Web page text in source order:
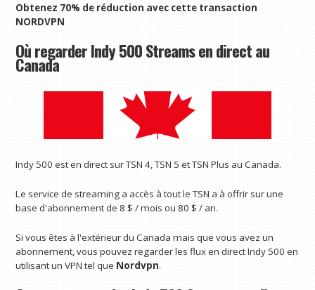
Obtenez 70% de réduction avec cette transaction
NORDVPN
Où regarder Indy 500 Streams en direct au
Canada
Indy 500 est en direct sur TSN 4, TSN 5 et TSN Plus au Canada.
Le service de streaming a accès à tout le TSN a à offrir sur une
base d'abonnement de 8 $ / mois ou 80 $ / an.
Si vous êtes à l'extérieur du Canada mais que vous avez un
abonnement, vous pouvez regarder les flux en direct Indy 500 en
utilisant un VPN tel que Nordvpn.